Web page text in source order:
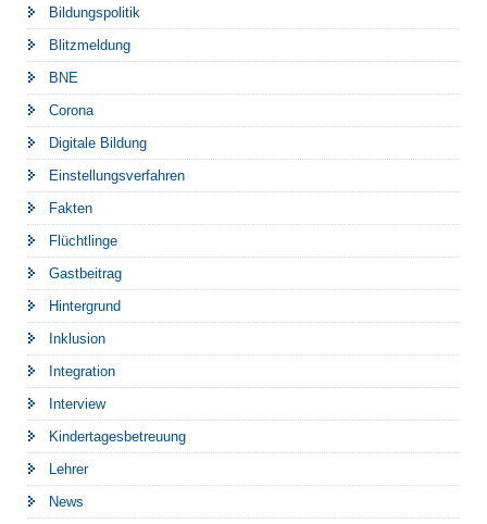
Bildungspolitik
Blitzmeldung
BNE
Corona
Digitale Bildung
Einstellungsverfahren
Fakten
Flüchtlinge
Gastbeitrag
Hintergrund
Inklusion
Integration
Interview
Kindertagesbetreuung
Lehrer
News